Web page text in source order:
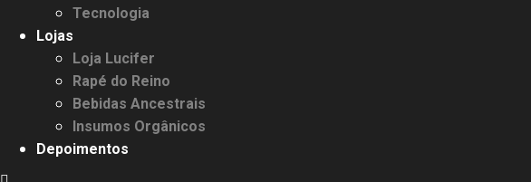
Tecnologia
Lojas
Loja Lucifer
Rapé do Reino
Bebidas Ancestrais
Insumos Orgânicos
Depoimentos